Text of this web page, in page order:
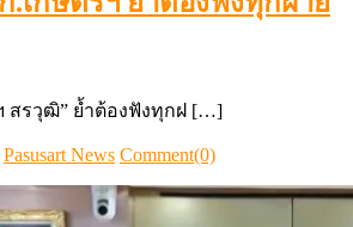
สรวุฒิ” ย้ำต้องฟังทุกฝ […]
Author
Pasusart News Comment(0)